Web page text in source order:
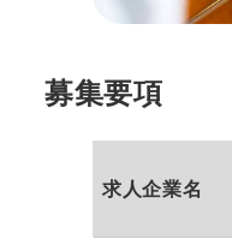
募集要項
求人企業名